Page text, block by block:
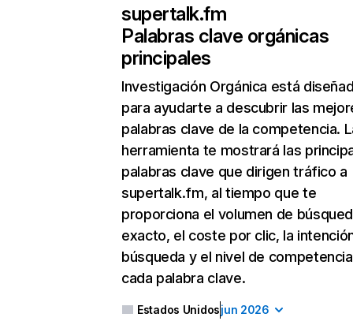
supertalk.fm
Palabras clave orgánicas
principales
Investigación Orgánica está
para ayudarte a descubrir las
palabras clave de la competencia.
herramienta te mostrará las
palabras clave que dirigen tráfico a
supertalk.fm, al tiempo que te
proporciona el volumen de
exacto, el coste por clic, la
búsqueda y el nivel de
cada palabra clave.
Estados Unidosjun 2026